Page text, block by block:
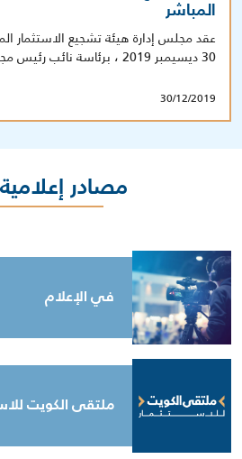
المباشر
عقد مجلس إدارة هيئة تشجيع الاستثمار
30 ديسيمبر 2019 ، برئاسة نائب رئيس مجلس إدارة الهيئة […]
30/12/2019
مصادر
في الإعلام
ملتقى الكويت